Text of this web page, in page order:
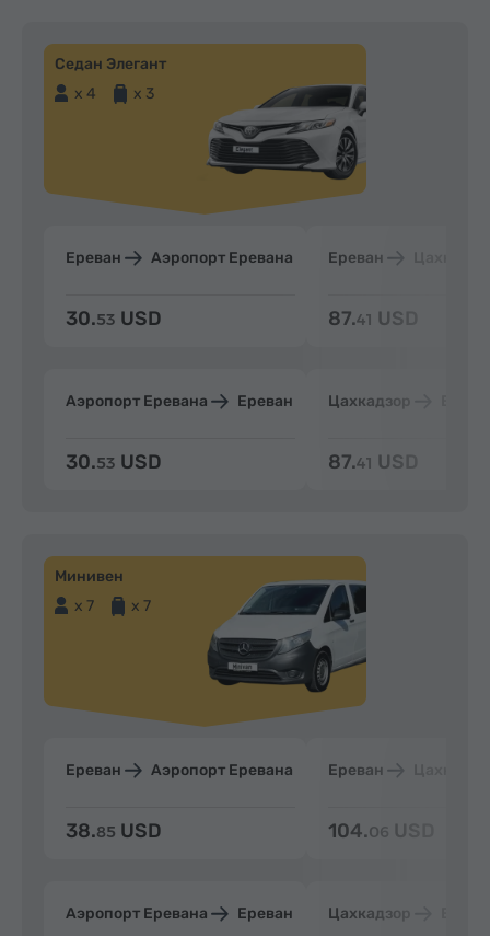
Седан Элегант
x 4
x 3
Ереван Аэропорт Еревана
30.53 USD
Аэропорт Еревана Ереван
30.53 USD
Ереван
87.41 USD
Цахкадзор
87.41 USD
Минивен
x 7
x 7
Ереван Аэропорт Еревана
38.85 USD
Аэропорт Еревана Ереван
Ереван
104.06 USD
Цахкадзор